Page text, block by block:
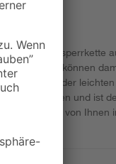
ist die Absperrkette
Sie können
Dank der
werden und ist
Kette in der von